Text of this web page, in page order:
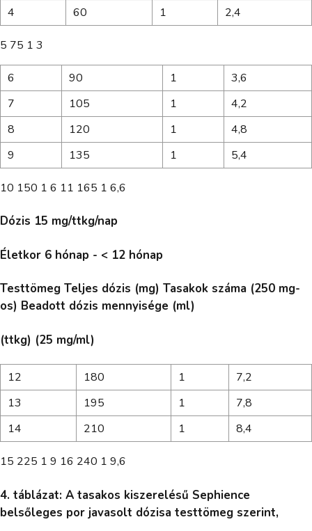
4
60 1 2,4
5 75 1 3
6 90 1
3,6
7
105 1
4,2
8
120 1
4,8
9
135 1 5,4
10 150 1 6 11 165 1 6,6
Dózis 15 mg/ttkg/nap
Életkor 6 hónap - < 12 hónap
Testtömeg Teljes dózis (mg) Tasakok száma (250 mg-
os) Beadott dózis mennyisége (ml)
(ttkg) (25 mg/ml)
12 180 1
7,2
13
195 1
7,8
14
210 1 8,4
15 225 1 9 16 240 1 9,6
4. táblázat: A tasakos kiszerelésű Sephience
belsőleges por javasolt dózisa testtömeg szerint,